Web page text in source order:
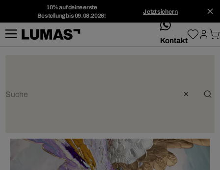
10% auf deine erste
Bestellung bis 09.08.2026!
Jetzt sichern
whatsApp
Kontakt